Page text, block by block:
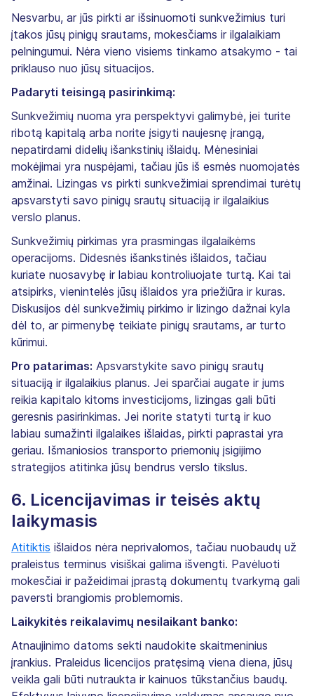
Nesvarbu, ar jūs pirkti ar išsinuomoti sunkvežimius turi
įtakos jūsų pinigų srautams, mokesčiams ir ilgalaikiam
pelningumui. Nėra vieno visiems tinkamo atsakymo - tai
priklauso nuo jūsų situacijos.
Padaryti teisingą pasirinkimą:
Sunkvežimių nuoma yra perspektyvi galimybė, jei turite
ribotą kapitalą arba norite įsigyti naujesnę įrangą,
nepatirdami didelių išankstinių išlaidų. Mėnesiniai
mokėjimai yra nuspėjami, tačiau jūs iš esmės nuomojatės
amžinai. Lizingas vs pirkti sunkvežimiai sprendimai turėtų
apsvarstyti savo pinigų srautų situaciją ir ilgalaikius
verslo planus.
Sunkvežimių pirkimas yra prasmingas ilgalaikėms
operacijoms. Didesnės išankstinės išlaidos, tačiau
kuriate nuosavybę ir labiau kontroliuojate turtą. Kai tai
atsipirks, vienintelės jūsų išlaidos yra priežiūra ir kuras.
Diskusijos dėl sunkvežimių pirkimo ir lizingo dažnai kyla
dėl to, ar pirmenybę teikiate pinigų srautams, ar turto
kūrimui.
Pro patarimas: Apsvarstykite savo pinigų srautų
situaciją ir ilgalaikius planus. Jei sparčiai augate ir jums
reikia kapitalo kitoms investicijoms, lizingas gali būti
geresnis pasirinkimas. Jei norite statyti turtą ir kuo
labiau sumažinti ilgalaikes išlaidas, pirkti paprastai yra
geriau. Išmaniosios transporto priemonių įsigijimo
strategijos atitinka jūsų bendrus verslo tikslus.
6. Licencijavimas ir teisės aktų
laikymasis
Atitiktis išlaidos nėra neprivalomos, tačiau nuobaudų už
praleistus terminus visiškai galima išvengti. Pavėluoti
mokesčiai ir pažeidimai įprastą dokumentų tvarkymą gali
paversti brangiomis problemomis.
Laikykitės reikalavimų nesilaikant banko:
Atnaujinimo datoms sekti naudokite skaitmeninius
įrankius. Praleidus licencijos pratęsimą viena diena, jūsų
veikla gali būti nutraukta ir kainuos tūkstančius baudų.